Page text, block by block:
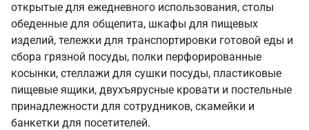
открытые для ежедневного использования, столы
обеденные для общепита, шкафы для пищевых
изделий, тележки для транспортировки готовой еды и
сбора грязной посуды, полки перфорированные
косынки, стеллажи для сушки посуды, пластиковые
пищевые ящики, двухъярусные кровати и постельные
принадлежности для сотрудников, скамейки и
банкетки для посетителей.